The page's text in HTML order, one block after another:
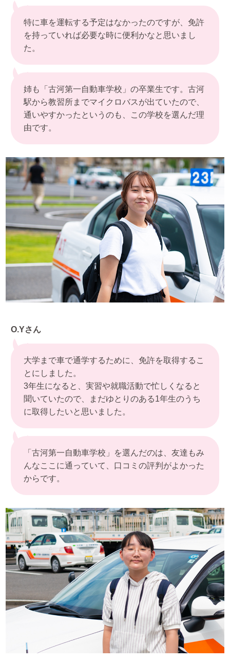
特に車を運転する予定はなかったのですが、免許
を持っていれば必要な時に便利かなと思いまし
た。
姉も「古河第一自動車学校」の卒業生です。古河
駅から教習所までマイクロバスが出ていたので、
通いやすかったというのも、この学校を選んだ理
由です。
O.Yさん
大学まで車で通学するために、免許を取得するこ
とにしました。
3年生になると、実習や就職活動で忙しくなると
聞いていたので、まだゆとりのある1年生のうち
に取得したいと思いました。
「古河第一自動車学校」を選んだのは、友達もみ
んなここに通っていて、口コミの評判がよかった
からです。